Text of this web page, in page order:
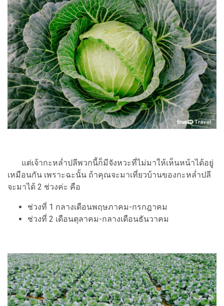
แต่เจ้ากะหล่ำปลีพวกนี้ก็มีจังหวะที่ไม่มาให้เห็นหน้าได้อยู่
เหมือนกัน เพราะฉะนั้น ถ้าคุณจะมาเที่ยวบ้านของกะหล่ำปลี
จะมาได้ 2 ช่วงค่ะ คือ
ช่วงที่ 1 กลางเดือนพฤษภาคม-กรกฎาคม
ช่วงที่ 2 เดือนตุลาคม-กลางเดือนธันวาคม